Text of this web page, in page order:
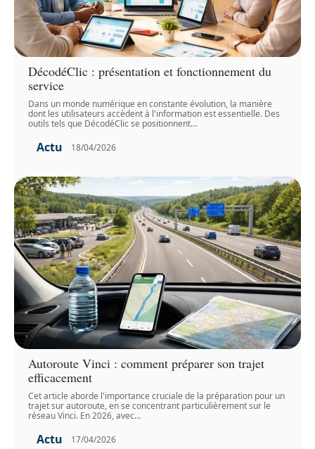
DécodéClic : présentation et fonctionnement du
service
Dans un monde numérique en constante évolution, la manière
dont les utilisateurs accèdent à l'information est essentielle. Des
outils tels que DécodéClic se positionnent…
Actu 18/04/2026
Autoroute Vinci : comment préparer son trajet
efficacement
Cet article aborde l'importance cruciale de la préparation pour un
trajet sur autoroute, en se concentrant particulièrement sur le
réseau Vinci. En 2026, avec…
Actu 17/04/2026